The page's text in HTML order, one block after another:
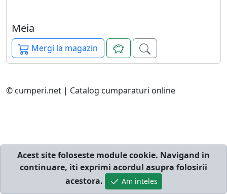
Meia
Mergi la magazin
© cumperi.net | Catalog cumparaturi online
Acest site foloseste module cookie. Navigand in
continuare, iti exprimi acordul asupra folosirii
acestora.
Am inteles